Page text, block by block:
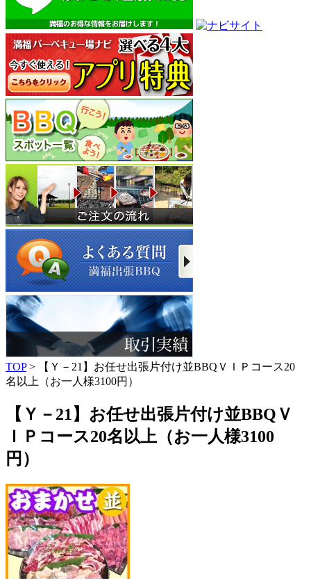
TOP> 【Ｙ－21】お任せ出張片付け並BBQＶＩＰコース20
名以上（お一人様3100円）
【Ｙ－21】お任せ出張片付け並BBQＶ
ＩＰコース20名以上（お一人様3100
円）